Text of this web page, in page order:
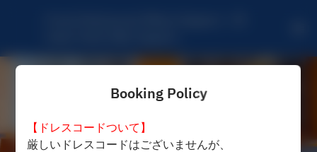
Booking Policy
【ドレスコードついて】
厳しいドレスコードはございませんが、